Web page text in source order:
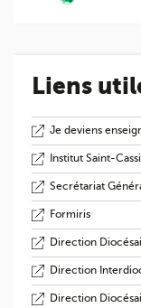
Liens
Je deviens
Institut Saint-
Secrétariat
Formiris
Direction
Direction
Direction